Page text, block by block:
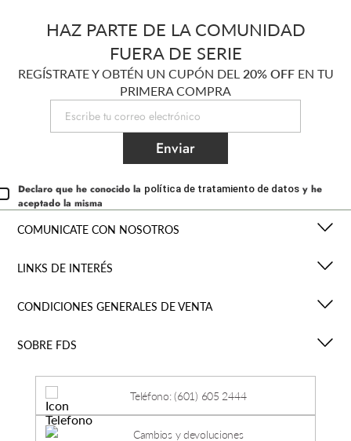
HAZ PARTE DE LA COMUNIDAD
FUERA DE SERIE
REGÍSTRATE Y OBTÉN UN CUPÓN DEL 20% OFFEN TU
PRIMERA COMPRA
Enviar
Declaro que he conocido la política de tratamiento de datos y he
aceptado la misma
COMUNICATE CON NOSOTROS
LINKS DE INTERÉS
CONDICIONES GENERALES DE VENTA
SOBRE FDS
Teléfono: (601) 605 2444
Cambios y devoluciones